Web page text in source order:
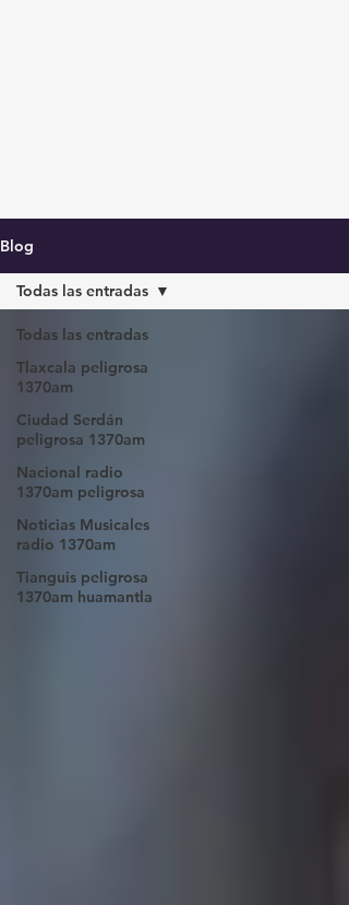
Blog
Todas las entradas
Tlaxcala peligrosa
1370am
Ciudad Serdán
peligrosa 1370am
Nacional radio
1370am peligrosa
Noticias Musicales
radio 1370am
Tianguis peligrosa
1370am huamantla
Todas las entradas